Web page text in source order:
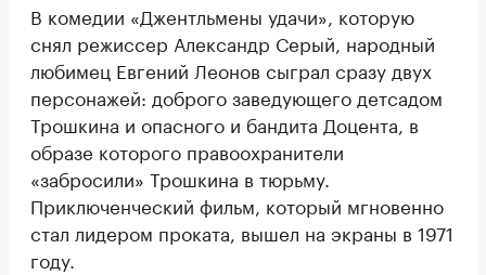
В комедии «Джентльмены удачи», которую
снял режиссер Александр Серый, народный
любимец Евгений Леонов сыграл сразу двух
персонажей: доброго заведующего детсадом
Трошкина и опасного и бандита Доцента, в
образе которого правоохранители
«забросили» Трошкина в тюрьму.
Приключенческий фильм, который мгновенно
стал лидером проката, вышел на экраны в 1971
году.